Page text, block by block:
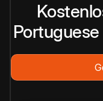
Portuguese